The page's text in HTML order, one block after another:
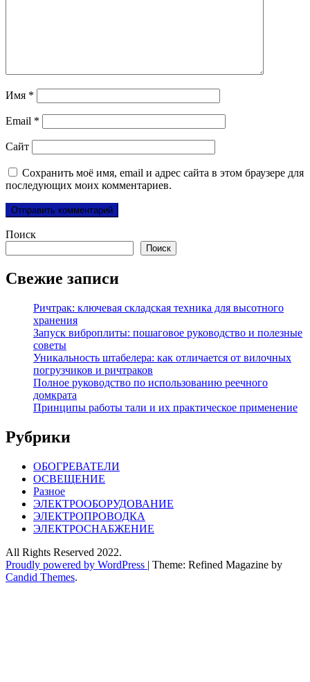
Имя *
Email *
Сайт
Сохранить моё имя, email и адрес сайта в этом браузере для
последующих моих комментариев.
Поиск
Поиск
Свежие записи
Ричтрак: ключевая складская техника для высотного
хранения
Запуск виброплиты: пошаговое руководство и полезные
советы
Уникальность штабелера: как отличается от вилочных
погрузчиков и ричтраков
Полное руководство по использованию реечного
домкрата
Принципы работы тали и их практическое применение
Рубрики
ОБОГРЕВАТЕЛИ
ОСВЕЩЕНИЕ
Разное
ЭЛЕКТРООБОРУДОВАНИЕ
ЭЛЕКТРОПРОВОДКА
ЭЛЕКТРОСНАБЖЕНИЕ
All Rights Reserved 2022.
Proudly powered by WordPress | Theme: Refined Magazine by
Candid Themes.